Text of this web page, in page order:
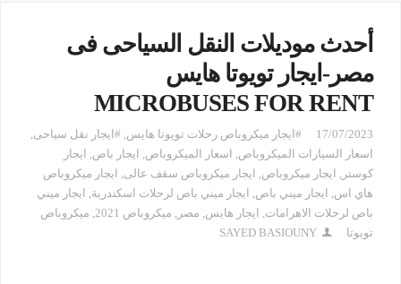
أحدث موديلات النقل السياحى فى
مصر-ايجار تويوتا هايس
MICROBUSES FOR RENT
17/07/2023 #ايجار ميكروباص رحلات تويوتا هايس, #ايجار نقل سياحى,
اسعار السيارات الميكروباص, اسعار الميكروباص, ايجار باص, ايجار
كوستر , ايجار ميكروباص, ايجار ميكروباص سقف عالى, ايجار ميكروباص
هاي اس, ايجار ميني باص, ايجار ميني باص لرحلات اسكندرية, ايجار ميني
باص لرحلات الاهرامات, ايجار هايس, مصر , ميكروباص 2021 , ميكروباص
تويوتا
SAYED BASIOUNY